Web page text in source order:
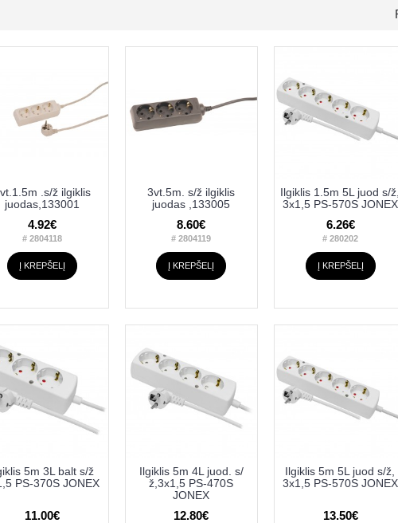
.s/ž ilgiklis
juodas,133001
4.92€
# 2804118
Į KREPŠELĮ
3vt.5m. s/ž ilgiklis
juodas ,133005
8.60€
# 2804119
Į KREPŠELĮ
Ilgiklis 1.5m 5L juod s/ž,
3x1,5 PS-570S JONEX
6.26€
# 280202
Į KREPŠELĮ
5m 3L balt s/ž
PS-370S JONEX
11.00€
Ilgiklis 5m 4L juod. s/
ž,3x1,5 PS-470S
JONEX
12.80€
Ilgiklis 5m 5L juod s/ž,
3x1,5 PS-570S JONEX
13.50€